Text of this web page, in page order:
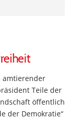
amtierender
Teile der
öffentlich
der Demokratie“